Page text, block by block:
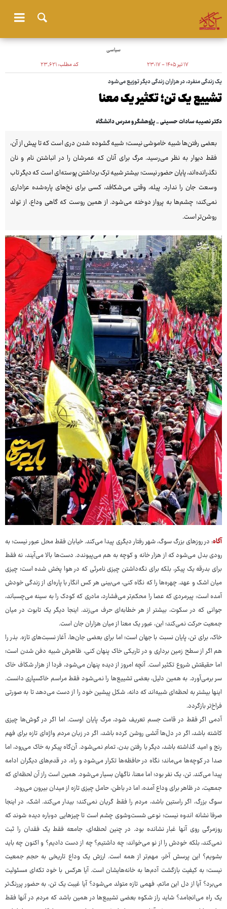
سیاسی
۱۷ تیر ۱۴۰۵ - ۲۳:۱۷ کد مطلب:۲۳٬۶۲۱
یک زندگی منفرد، در هزاران زندگی دیگر توزیع می‌شود
تشییع یک تن؛ تکثیر یک معنا
دکتر نصیبه سادات حسینی _ پژوهشگر و مدرس دانشگاه
بعضی رفتن‌ها شبیه خاموشی نیست؛ شبیه گشوده شدن دری است که تا پیش از آن،
فقط دیوار به نظر می‌رسید. مرگ برای آنان که عمرشان را در انباشتن نام و نان
نگذرانده‌اند، پایان حضور نیست؛ بیشتر شبیه ترک برداشتن پوسته‌ای است که دیگر تاب
وسعت جان را ندارد. پیله، وقتی می‌شکافد، کسی برای نخ‌های پاره‌شده عزاداری
نمی‌کند؛ چشم‌ها به پرواز دوخته می‌شود. از همین روست که گاهی وداع، از تولد
روشن‌تر است.
آگاه: در روزهای بزرگ سوگ، شهر رفتار دیگری پیدا می‌کند. خیابان فقط محل عبور نیست؛ به
رودی بدل می‌شود که از هزار خانه و کوچه به هم می‌پیوندد. دست‌ها بالا می‌آیند، نه فقط
برای بدرقه یک پیکر، بلکه برای نگه‌داشتن چیزی نامرئی که در هوا پخش شده است؛ چیزی
میان اشک و عهد. چهره‌ها را که نگاه کنی، می‌بینی هر کس انگار با پاره‌ای از زندگی خودش
آمده است: پیرمردی که عصا را محکم‌تر می‌فشارد، مادری که کودک را به سینه می‌چسباند،
جوانی که در سکوت، بیشتر از هر خطابه‌ای حرف می‌زند. اینجا دیگر یک تابوت در میان
جمعیت حرکت نمی‌کند؛ این، عبور یک معنا از میان هزاران جان است.
خاک، برای تن، پایان نسبت با جهان است؛ اما برای بعضی جان‌ها، آغاز نسبت‌های تازه. بذر را
هم اگر از سطح زمین برداری و در تاریکی خاک پنهان کنی، ظاهرش شبیه دفن شدن است؛
اما حقیقتش شروع تکثیر است. آنچه امروز از دیده پنهان می‌شود، فردا از هزار شکاف خاک
سر برمی‌آورد. به همین دلیل، بعضی تشییع‌ها را نمی‌شود فقط مراسم خاکسپاری دانست.
اینها بیشتر به لحظه‌ای شبیه‌اند که دانه، شکل پیشین خود را از دست می‌دهد تا به صورتی
فراخ‌تر بازگردد.
آدمی اگر فقط در قامت جسم تعریف شود، مرگ پایان اوست. اما اگر در گوش‌ها چیزی
کاشته باشد، اگر در دل‌ها آتشی روشن کرده باشد، اگر در زبان مردم واژه‌ای تازه برای فهم
رنج و امید گذاشته باشد، دیگر با رفتن بدن، تمام نمی‌شود. آن‌گاه پیکر به خاک می‌رود، اما
صدا در کوچه‌ها می‌ماند؛ نگاه در حافظه‌ها تکرار می‌شود و راه، در قدم‌های دیگران ادامه
پیدا می‌کند. تن، یک نفر بود؛ اما معنا، ناگهان بسیار می‌شود. همین است راز آن لحظه‌ای که
جمعیت، در ظاهر برای وداع آمده، اما در باطن، حامل چیزی تازه از میدان بیرون می‌رود.
سوگ بزرگ، اگر راستین باشد، مردم را فقط گریان نمی‌کند؛ بیدار می‌کند. اشک، در اینجا
صرفا نشانه اندوه نیست؛ نوعی شست‌وشوی چشم است تا چیزهایی دوباره دیده شوند که
روزمرگی روی آنها غبار نشانده بود. در چنین لحظه‌ای، جامعه فقط یک فقدان را ثبت
نمی‌کند، بلکه خودش را از نو می‌خواند: چه داشتیم؟ چه از دست دادیم؟ و اکنون چه باید
بشویم؟ این پرسش آخر، مهم‌تر از همه است. ارزش یک وداع تاریخی به حجم جمعیت
نیست؛ به کیفیت بازگشت آدم‌ها به خانه‌هایشان است. آیا هرکس با خود تکه‌ای مسئولیت
می‌برد؟ آیا از دل این ماتم، فهمی تازه متولد می‌شود؟ آیا غیبت یک تن، به حضور پررنگ‌تر
یک راه می‌انجامد؟ شاید راز شکوه بعضی تشییع‌ها در همین باشد که مردم در آنها فقط